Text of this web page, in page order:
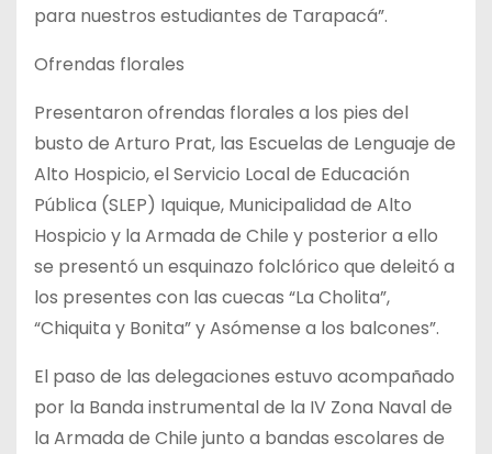
para nuestros estudiantes de Tarapacá”.
Ofrendas florales
Presentaron ofrendas florales a los pies del
busto de Arturo Prat, las Escuelas de Lenguaje de
Alto Hospicio, el Servicio Local de Educación
Pública (SLEP) Iquique, Municipalidad de Alto
Hospicio y la Armada de Chile y posterior a ello
se presentó un esquinazo folclórico que deleitó a
los presentes con las cuecas “La Cholita”,
“Chiquita y Bonita” y Asómense a los balcones”.
El paso de las delegaciones estuvo acompañado
por la Banda instrumental de la IV Zona Naval de
la Armada de Chile junto a bandas escolares de